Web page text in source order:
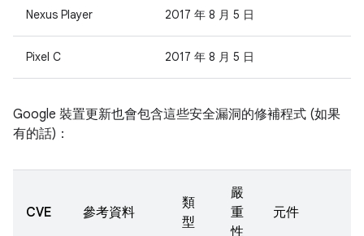
Nexus Player 2017 年 8 月 5 日
Pixel C 2017 年 8 月 5 日
Google 裝置更新也會包含這些安全漏洞的修補程式 (如果
有的話)：
CVE 參考資料
類
型
嚴
重
性
元件